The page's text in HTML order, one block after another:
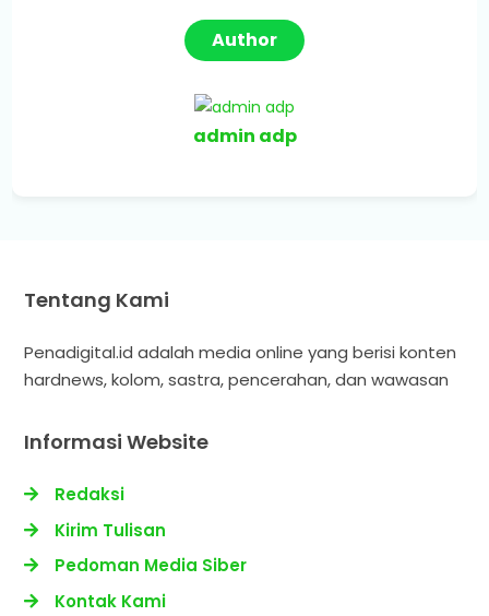
Author
admin adp
Tentang Kami
Penadigital.id adalah media online yang berisi konten
hardnews, kolom, sastra, pencerahan, dan wawasan
Informasi Website
Redaksi
Kirim Tulisan
Pedoman Media Siber
Kontak Kami